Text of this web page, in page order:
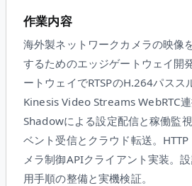
作業内容
海外製ネットワークカメラの映像
するためのエッジゲートウェイ開
ートウェイでRTSPのH.264パスス
Kinesis Video Streams WebRTC
Shadowによる設定配信と稼働監
ベント受信とクラウド転送。
メラ制御APIクライアント実装。
用手順の整備と実機検証。